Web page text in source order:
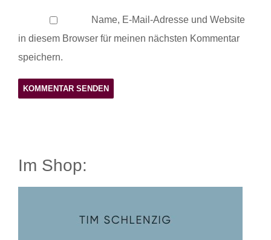
Name, E-Mail-Adresse und Website
in diesem Browser für meinen nächsten Kommentar
speichern.
Im Shop: